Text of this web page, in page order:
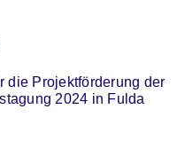
die Projektförderung der
2024 in Fulda